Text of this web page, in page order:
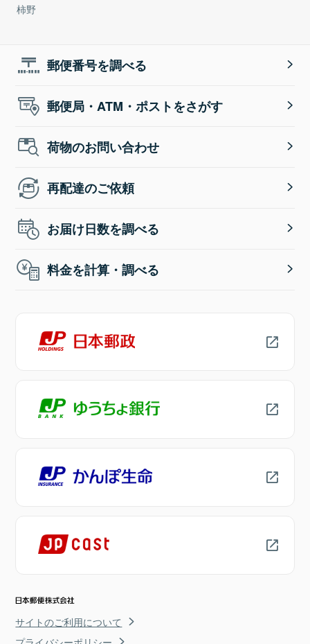
柿野
郵便番号を調べる
郵便局・ATM・ポストをさがす
荷物のお問い合わせ
再配達のご依頼
お届け日数を調べる
料金を計算・調べる
サイトのご利用について